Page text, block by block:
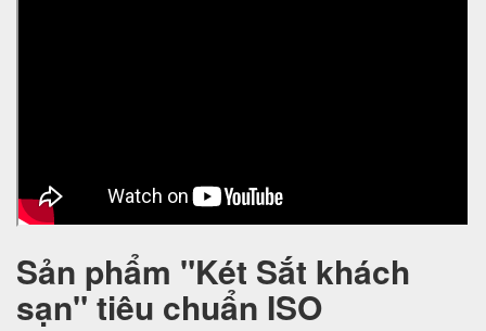
Sản phẩm "Két Sắt khách
sạn" tiêu chuẩn ISO